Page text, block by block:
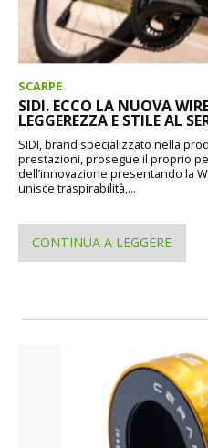
SCARPE
SIDI. ECCO LA NUOVA
LEGGEREZZA E STILE AL
SIDI, brand specializzato nella
prestazioni, prosegue il proprio
dell’innovazione presentando la
unisce traspirabilità,...
CONTINUA A LEGGERE